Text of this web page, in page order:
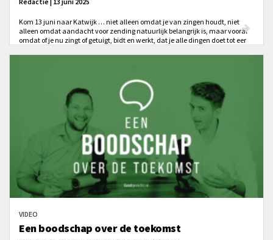
Kom 13 juni naar Katwijk … niet alleen omdat je van zingen houdt, niet
alleen omdat aandacht voor zending natuurlijk belangrijk is, maar vooral
omdat of je nu zingt of getuigt, bidt en werkt, dat je alle dingen doet tot eer
VIDEO
Een boodschap over de toekomst